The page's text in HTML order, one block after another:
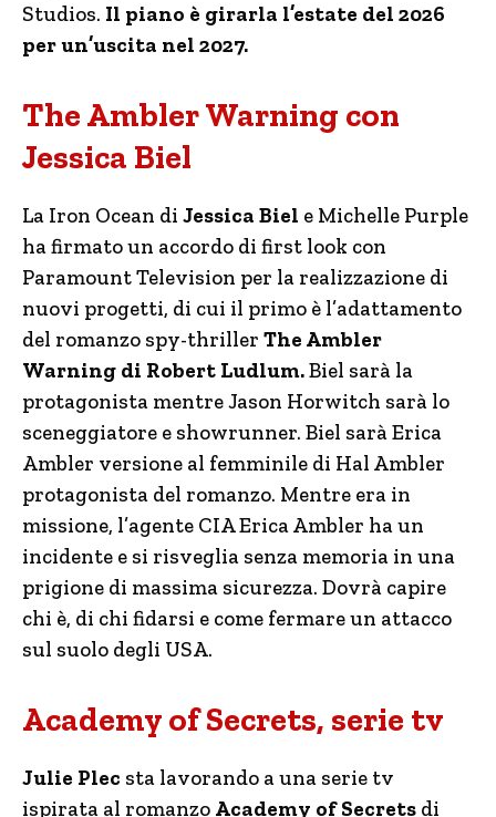
Studios. Il piano è girarla l’estate del 2026
per un’uscita nel 2027.
The Ambler Warning con
Jessica Biel
La Iron Ocean di Jessica Biel e Michelle Purple
ha firmato un accordo di first look con
Paramount Television per la realizzazione di
nuovi progetti, di cui il primo è l’adattamento
del romanzo spy-thriller The Ambler
Warning di Robert Ludlum.Biel sarà la
protagonista mentre Jason Horwitch sarà lo
sceneggiatore e showrunner. Biel sarà Erica
Ambler versione al femminile di Hal Ambler
protagonista del romanzo. Mentre era in
missione, l’agente CIA Erica Ambler ha un
incidente e si risveglia senza memoria in una
prigione di massima sicurezza. Dovrà capire
chi è, di chi fidarsi e come fermare un attacco
sul suolo degli USA.
Academy of Secrets, serie tv
Julie Plec sta lavorando a una serie tv
ispirata al romanzo Academy of Secrets di